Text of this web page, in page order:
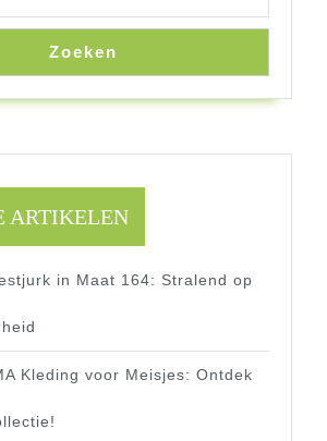
Zoeken
ARTIKELEN
in Maat 164: Stralend op
Kleding voor Meisjes: Ontdek